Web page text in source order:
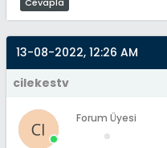
13-08-2022, 12:26 AM
cilekestv
Forum Üyesi